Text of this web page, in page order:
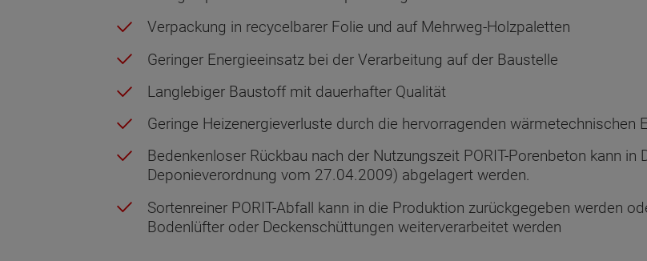
Verpackung in recycelbarer Folie und auf Mehrweg-Holzpaletten
Geringer Energieeinsatz bei der Verarbeitung auf der Baustelle
Langlebiger Baustoff mit dauerhafter Qualität
Geringe Heizenergieverluste durch die hervorragenden wärmetechnischen
Bedenkenloser Rückbau nach der Nutzungszeit PORIT-Porenbeton kann
Deponieverordnung vom 27.04.2009) abgelagert werden.
Sortenreiner PORIT-Abfall kann in die Produktion zurückgegeben werden
Bodenlüfter oder Deckenschüttungen weiterverarbeitet werden